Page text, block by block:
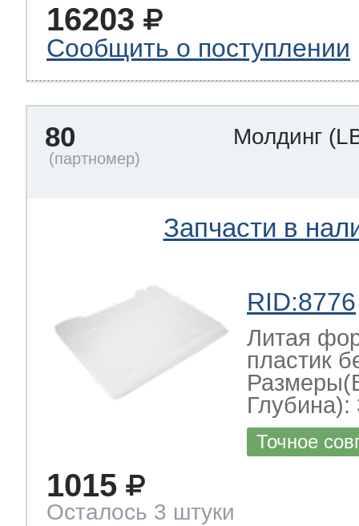
16203
Сообщить о поступлении
80 Молдинг
Запчасти в
RID:8776
Литая
пластик
Глубина):
Точное
1015
Осталось 3 штуки